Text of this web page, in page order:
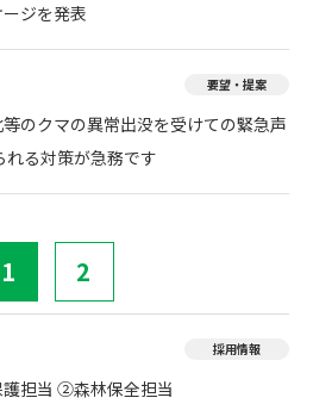
ジを発表
要望・提案
のクマの異常出没を受けての緊急声
る対策が急務です
1 2
採用情報
担当 ②森林保全担当